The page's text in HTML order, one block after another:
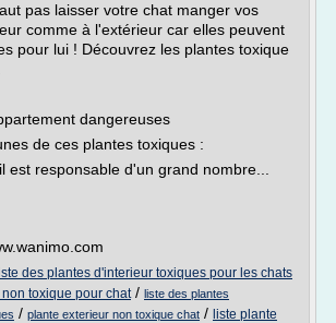
pas laisser votre chat manger vos
comme à l'extérieur car elles peuvent
pour lui ! Découvrez les plantes toxique
dangereuses
de ces plantes toxiques :
est responsable d'un grand nombre...
des plantes d'interieur toxiques pour les chats
toxique pour chat/ liste des plantes
/ plante exterieur non toxique chat / liste plante